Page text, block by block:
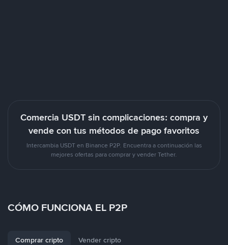
Comercia USDT sin complicaciones: compra y
vende con tus métodos de pago favoritos
Intercambia USDT en Binance P2P. Encuentra a continuación las
mejores ofertas para comprar y vender Tether.
CÓMO FUNCIONA EL P2P
Comprar cripto Vender cripto